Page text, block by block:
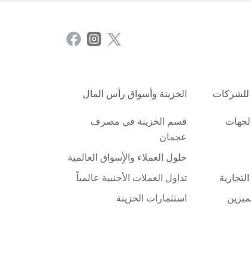
للشركات الخزينة وأسواق رأس المال
قسم الخزينة في مصرف
عجمان
حلول العملاء والأٍسواق العالمية
تداول العملات الأجنبية عالمياً
استثمارات الخزينة